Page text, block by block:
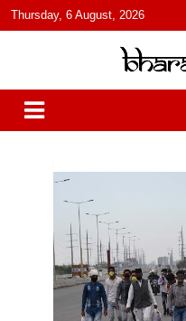
content
Thursday, 6 August, 2026
हिंदी में समाचार, विचार, ऑडियो,
India: News, Views, Info,
और पॉडकास्ट